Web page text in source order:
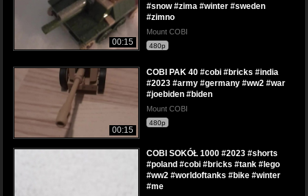
00:15
#snow #zima #winter #sweden
#zimno
Mount COBI
480p
00:15
COBI PAK 40 #cobi #bricks #india
#2023 #army #germany #ww2 #war
#joebiden #biden
Mount COBI
480p
COBI SOKÓŁ 1000 #2023 #shorts
#poland #cobi #bricks #tank #lego
#ww2 #worldoftanks #bike #winter
#me